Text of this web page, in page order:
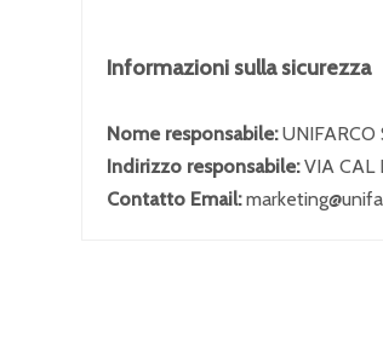
Informazioni sulla sicurezza
Nome responsabile:UNIFARCO
Indirizzo responsabile:VIA CAL
Contatto Email: